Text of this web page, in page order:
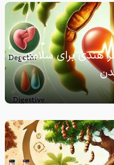
هندی برای سلامتی